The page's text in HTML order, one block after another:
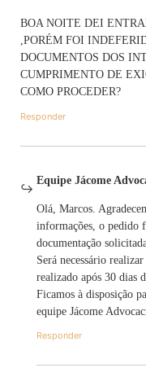
BOA NOITE DEI
,PORÉM FOI
DOCUMENTOS DOS
CUMPRIMENTO DE
COMO PROCEDER?
Responder
Equipe Jácome
Olá, Marcos.
informações, o pedido
documentação
Será necessário
realizado após 30 dias
Ficamos à disposição
equipe Jácome
Responder